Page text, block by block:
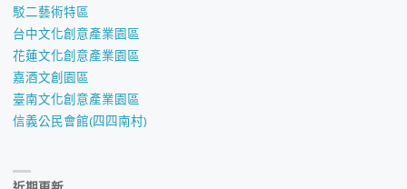
駁二藝術特區
台中文化創意產業園區
花蓮文化創意產業園區
嘉酒文創園區
臺南文化創意產業園區
信義公民會館(四四南村)